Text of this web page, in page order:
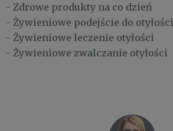
- Zdrowe produkty na co dzień
- Żywieniowe podejście do otyłości
- Żywieniowe leczenie otyłości
- Żywieniowe zwalczanie otyłości